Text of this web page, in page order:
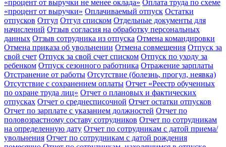
«процент от выручки не менее оклада» Оплата труда по схеме
«процент от выручки» Оплачиваемый отпуск Остатки
отпусков Отгул Отгул списком Отдельные документы для
начислений Отзыв согласия на обработку персональных
данных Отзыв сотрудника из отпуска Отмена командировки
Отмена приказа об увольнении Отмена совмещения Отпуск за
свой счет Отпуск за свой счет списком Отпуск по уходу за
ребенком Отпуск сезонного работника Отражение зарплаты
Отстранение от работы Отсутствие (болезнь, прогул, неявка)
Отсутствие с сохранением оплаты Отчет «Реестр обученных
по охране труда лиц» Отчет о плановых и фактических
отпусках Отчет о среднесписочной Отчет остатки отпусков
Отчет по зарплате с указанием должностей Отчет по
половозрастному составу сотрудников Отчет по сотрудникам
на определенную дату Отчет по сотрудникам с датой приема/
увольнения Отчет по сотрудникам с датой рождения